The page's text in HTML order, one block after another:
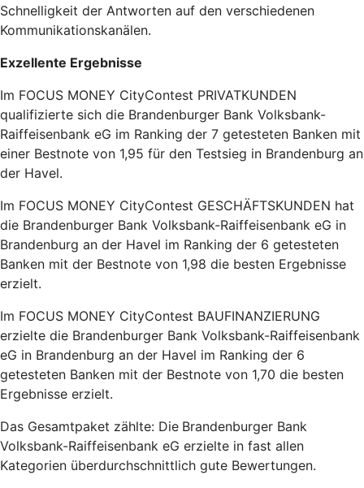
Schnelligkeit der Antworten auf den verschiedenen
Kommunikationskanälen.
Exzellente Ergebnisse
Im FOCUS MONEY CityContest PRIVATKUNDEN
qualifizierte sich die Brandenburger Bank Volksbank-
Raiffeisenbank eG im Ranking der 7 getesteten Banken mit
einer Bestnote von 1,95 für den Testsieg in Brandenburg an
der Havel.
Im FOCUS MONEY CityContest GESCHÄFTSKUNDEN hat
die Brandenburger Bank Volksbank-Raiffeisenbank eG in
Brandenburg an der Havel im Ranking der 6 getesteten
Banken mit der Bestnote von 1,98 die besten Ergebnisse
erzielt.
Im FOCUS MONEY CityContest BAUFINANZIERUNG
erzielte die Brandenburger Bank Volksbank-Raiffeisenbank
eG in Brandenburg an der Havel im Ranking der 6
getesteten Banken mit der Bestnote von 1,70 die besten
Ergebnisse erzielt.
Das Gesamtpaket zählte: Die Brandenburger Bank
Volksbank-Raiffeisenbank eG erzielte in fast allen
Kategorien überdurchschnittlich gute Bewertungen.